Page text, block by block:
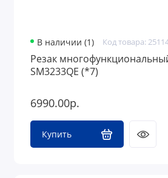
В наличии (1) Код товара:
Резак
SM3233QE (*7)
6990.00р.
Купить